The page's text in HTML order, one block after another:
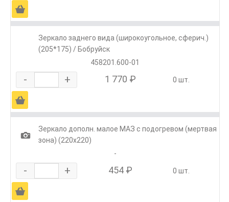
Ä
Зеркало заднего вида (широкоугольное, сферич.)
(205*175) / Бобруйск
458201.600-01
- + 1 770 ₽ 0 шт.
Ä
1
Зеркало дополн. малое МАЗ с подогревом (мертвая
зона) (220х220)
-
- + 454 ₽ 0 шт.
Ä